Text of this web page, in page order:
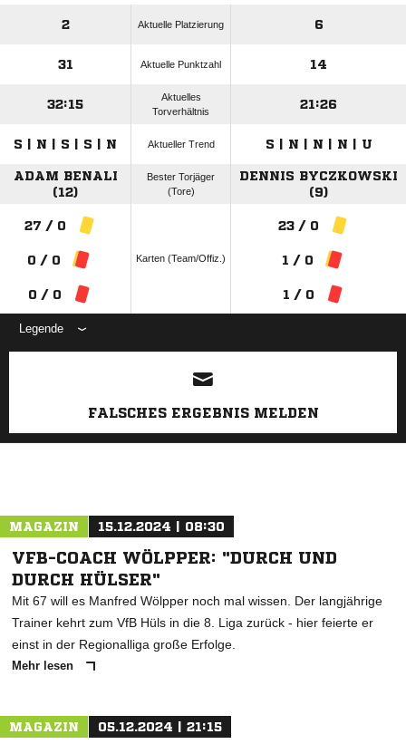
2 Aktuelle Platzierung 6
31 Aktuelle Punktzahl 14
32:15
Aktuelles
Torverhältnis
21:26
S | N | S | S | N Aktueller Trend S | N | N | N | U
ADAM BENALI
(12)
Bester Torjäger
(Tore)
DENNIS BYCZKOWSKI
(9)
27 / 0
0 / 0
0 / 0
Karten (Team/Offiz.)
23 / 0
1 / 0
1 / 0
Legende
ANZEIGE
FALSCHES ERGEBNIS MELDEN
MAGAZIN 15.12.2024 | 08:30
VFB-COACH WÖLPPER: "DURCH UND
DURCH HÜLSER"
Mit 67 will es Manfred Wölpper noch mal wissen. Der langjährige
Trainer kehrt zum VfB Hüls in die 8. Liga zurück - hier feierte er
einst in der Regionalliga große Erfolge.
Mehr lesen
MAGAZIN 05.12.2024 | 21:15